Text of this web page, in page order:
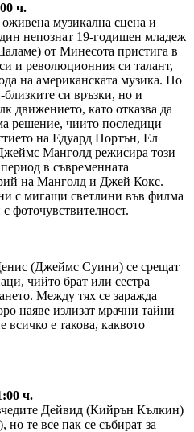
ч.
музикална сцена и
непознат 19-годишен младеж
от Минесота пристига в
и революционния си талант,
на американската музика. По
близките си връзки, но и
движението, като отказва да
решение, чиито последици
на Едуард Нортън, Ел
Манголд режисира този
в съвременната
на Манголд и Джей Кокс.
с мигащи светлини във филма
фоточувствителност.
(Джеймс Суини) се срещат
чийто брат или сестра
Между тях се заражда
наяве излизат мрачни тайни
всичко е такова, каквото
ч.
Дейвид (Кийрън Кълкин)
те все пак се събират за